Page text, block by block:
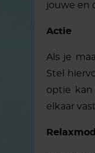
jouwe en
Actie
Als je
Stel
optie
elkaar